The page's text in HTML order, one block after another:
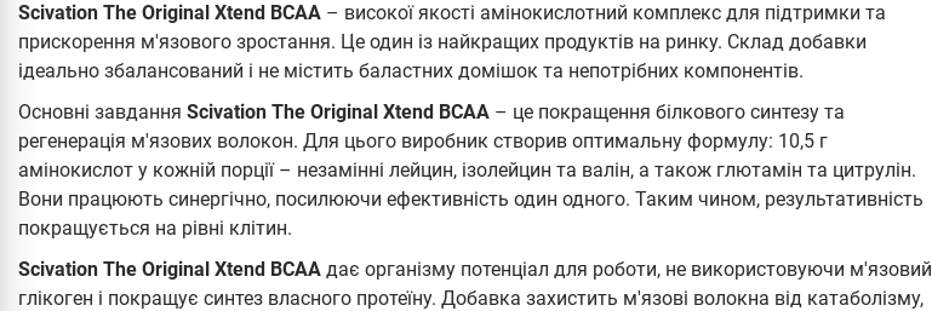
Scivation The Original Xtend BCAA – високої якості амінокислотний комплекс для підтримки та
прискорення м'язового зростання. Це один із найкращих продуктів на ринку. Склад добавки
ідеально збалансований і не містить баластних домішок та непотрібних компонентів.
Основні завдання Scivation The Original Xtend BCAA – це покращення білкового синтезу та
регенерація м'язових волокон. Для цього виробник створив оптимальну формулу: 10,5 г
амінокислот у кожній порції – незамінні лейцин, ізолейцин та валін, а також глютамін та цитрулін.
Вони працюють синергічно, посилюючи ефективність один одного. Таким чином, результативність
покращується на рівні клітин.
Scivation The Original Xtend BCAA дає організму потенціал для роботи, не використовуючи м'язовий
глікоген і покращує синтез власного протеїну. Добавка захистить м'язові волокна від катаболізму,